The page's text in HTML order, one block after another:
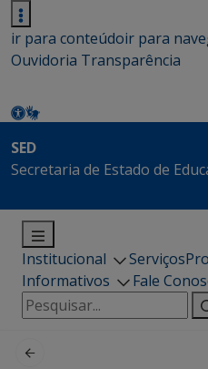
ir para conteúdoir para
Ouvidoria Transparência
SED
Secretaria de Estado de
Institucional Serviços
Informativos
Fale
Pesquisar
por: